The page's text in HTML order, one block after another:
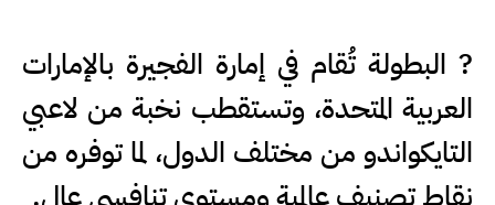
? البطولة تُقام في إمارة الفجيرة بالإمارات
العربية المتحدة، وتستقطب نخبة من لاعبي
التايكواندو من مختلف الدول، لما توفره من